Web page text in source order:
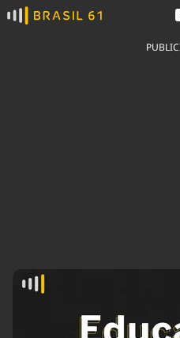
Ver todas as notícias
Agronegócios
Cultura
Economia